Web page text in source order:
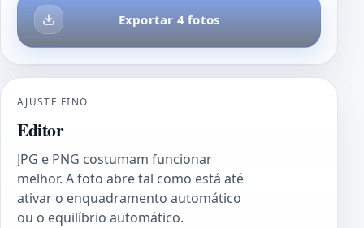
Exportar 4 fotos
AJUSTE FINO
Editor
JPG e PNG costumam funcionar
melhor. A foto abre tal como está até
ativar o enquadramento automático
ou o equilíbrio automático.